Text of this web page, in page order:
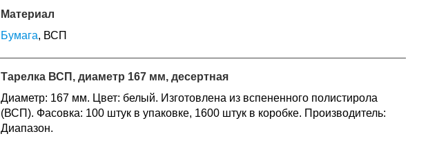
Материал
Бумага, ВСП
Тарелка ВСП, диаметр 167 мм, десертная
Диаметр: 167 мм. Цвет: белый. Изготовлена из вспененного полистирола
(ВСП). Фасовка: 100 штук в упаковке, 1600 штук в коробке. Производитель:
Диапазон.